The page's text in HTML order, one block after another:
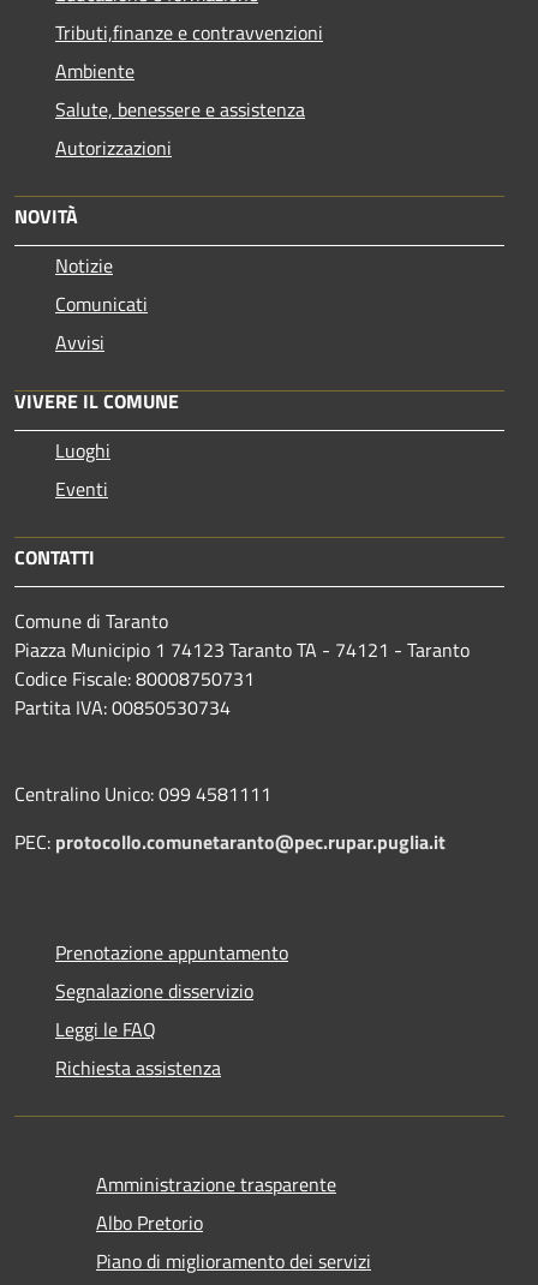
Tributi,finanze e contravvenzioni
Ambiente
Salute, benessere e assistenza
Autorizzazioni
NOVITÀ
Notizie
Comunicati
Avvisi
VIVERE IL COMUNE
Luoghi
Eventi
CONTATTI
Comune di Taranto
Piazza Municipio 1 74123 Taranto TA - 74121 - Taranto
Codice Fiscale: 80008750731
Partita IVA: 00850530734
Centralino Unico: 099 4581111
PEC: protocollo.comunetaranto@pec.rupar.puglia.it
Prenotazione appuntamento
Segnalazione disservizio
Leggi le FAQ
Richiesta assistenza
Amministrazione trasparente
Albo Pretorio
Piano di miglioramento dei servizi